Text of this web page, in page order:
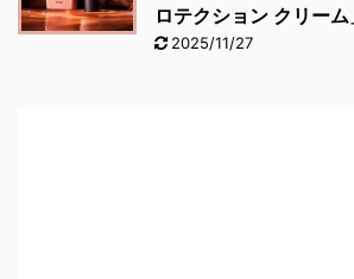
ロテクション クリーム
2025/11/27